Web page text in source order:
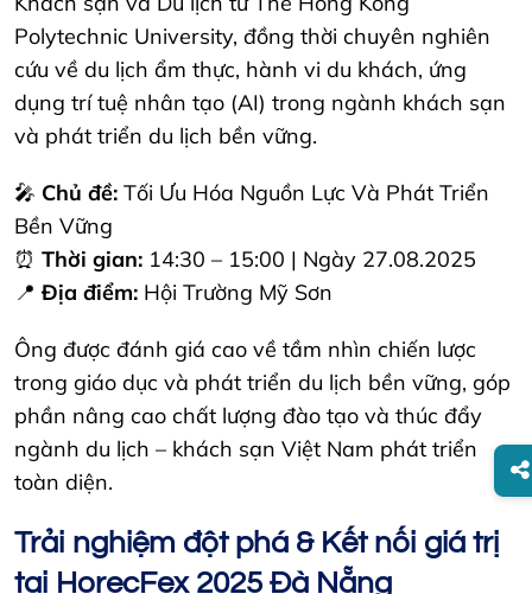
Polytechnic University, đồng thời chuyên nghiên
cứu về du lịch ẩm thực, hành vi du khách, ứng
dụng trí tuệ nhân tạo (AI) trong ngành khách sạn
và phát triển du lịch bền vững.
🎤 Chủ đề: Tối Ưu Hóa Nguồn Lực Và Phát Triển
Bền Vững
⏰ Thời gian: 14:30 – 15:00 | Ngày 27.08.2025
📍Địa điểm: Hội Trường Mỹ Sơn
Ông được đánh giá cao về tầm nhìn chiến lược
trong giáo dục và phát triển du lịch bền vững, góp
phần nâng cao chất lượng đào tạo và thúc đẩy
ngành du lịch – khách sạn Việt Nam phát triển
toàn diện.
Trải nghiệm đột phá & Kết nối giá trị
tại HorecFex 2025 Đà Nẵng